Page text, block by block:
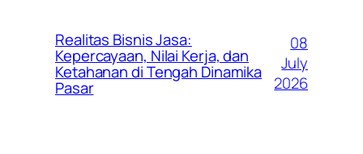
Realitas Bisnis Jasa:
Kepercayaan, Nilai Kerja, dan
Ketahanan di Tengah Dinamika
Pasar
08
July
2026